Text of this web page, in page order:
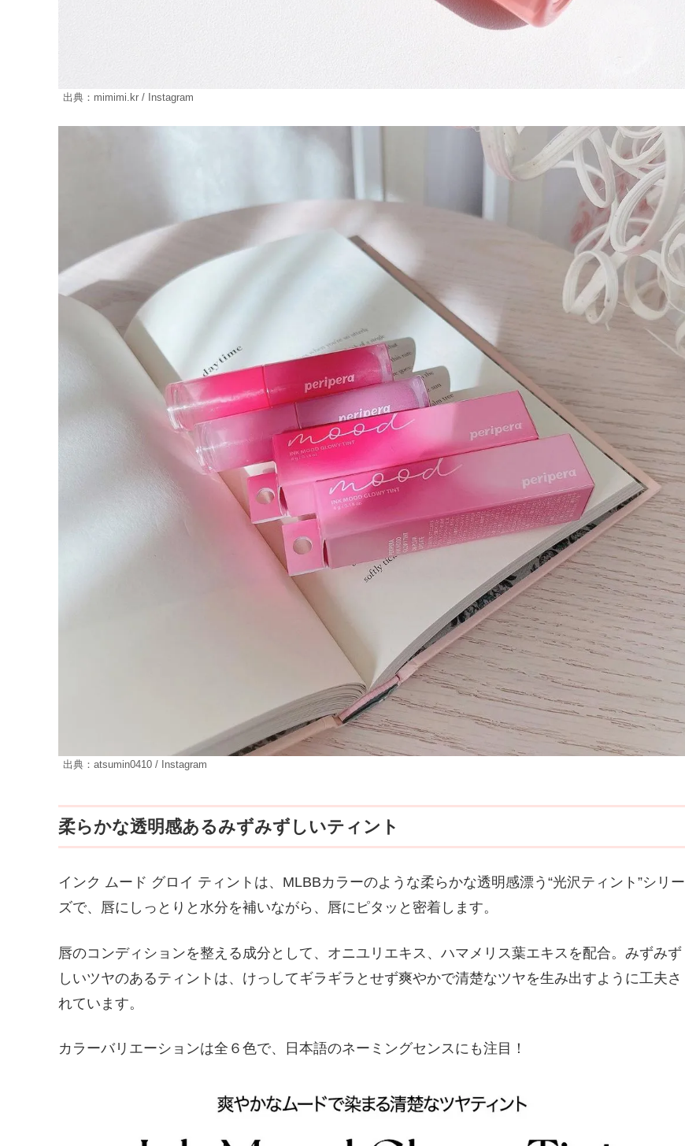
出典：mimimi.kr / Instagram
出典：atsumin0410 / Instagram
柔らかな透明感あるみずみずしいティント
インク ムード グロイ ティントは、MLBBカラーのような柔らかな透明感漂う“光沢ティント”シリー
ズで、唇にしっとりと水分を補いながら、唇にピタッと密着します。
唇のコンディションを整える成分として、オニユリエキス、ハマメリス葉エキスを配合。みずみず
しいツヤのあるティントは、けっしてギラギラとせず爽やかで清楚なツヤを生み出すように工夫さ
れています。
カラーバリエーションは全６色で、日本語のネーミングセンスにも注目！